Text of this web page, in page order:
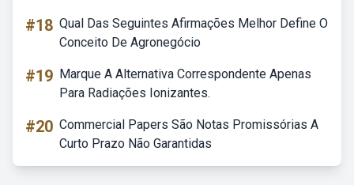
#18 Qual Das Seguintes Afirmações Melhor Define O
Conceito De Agronegócio
#19 Marque A Alternativa Correspondente Apenas
Para Radiações Ionizantes.
#20 Commercial Papers São Notas Promissórias A
Curto Prazo Não Garantidas